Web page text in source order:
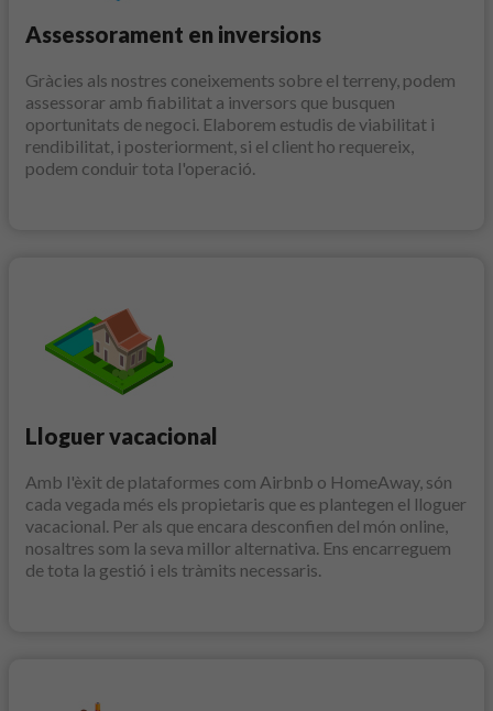
Assessorament en inversions
Gràcies als nostres coneixements sobre el terreny, podem
assessorar amb fiabilitat a inversors que busquen
oportunitats de negoci. Elaborem estudis de viabilitat i
rendibilitat, i posteriorment, si el client ho requereix,
podem conduir tota l'operació.
Lloguer vacacional
Amb l'èxit de plataformes com Airbnb o HomeAway, són
cada vegada més els propietaris que es plantegen el lloguer
vacacional. Per als que encara desconfien del món online,
nosaltres som la seva millor alternativa. Ens encarreguem
de tota la gestió i els tràmits necessaris.